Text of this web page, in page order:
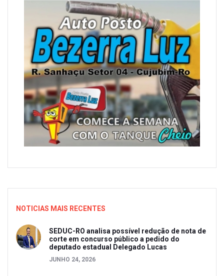
NOTICIAS MAIS RECENTES
SEDUC-RO analisa possível redução de nota de
corte em concurso público a pedido do
deputado estadual Delegado Lucas
JUNHO 24, 2026